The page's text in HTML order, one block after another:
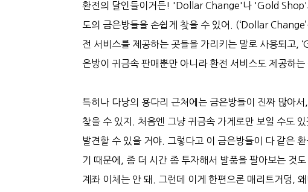
환전의 달인들이거든! 'Dollar Change'나 'Gold Shop'
도의 금은방들을 손쉽게 찾을 수 있어. (‘Dollar
전 서비스를 제공하는 곳들을 가리키는 말로 사용되고,
은방이 귀금속 판매뿐만 아니라 환전 서비스도 제공하
특히나 다낭의 용다리 근처에는 금은방들이 진짜 많아
찾을 수 있지. 처음엔 그냥 귀금속 가게로만 보일 수도
발견할 수 있을 거야. 그렇다고 이 금은방들이 다 같은
기 때문에, 좀 더 시간 좀 투자해서 발품을 팔아보는 것
계좌 이체는 안 돼. 그런데 이게 한편으론 매리트거덩,